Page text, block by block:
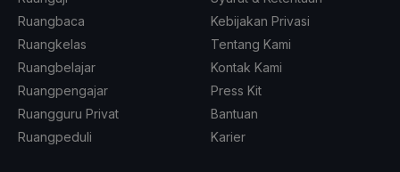
Ruangbaca
Ruangkelas
Ruangbelajar
Ruangpengajar
Ruangguru Privat
Ruangpeduli
Kebijakan Privasi
Tentang Kami
Kontak Kami
Press Kit
Bantuan
Karier